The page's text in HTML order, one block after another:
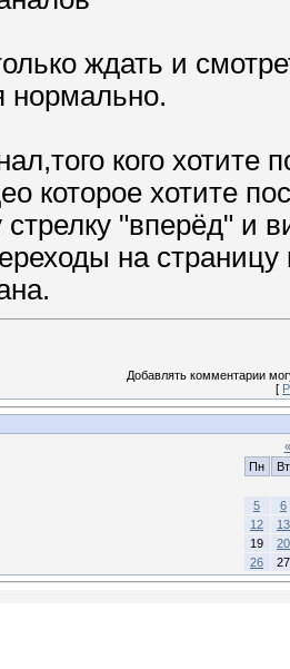
ждать и
нормально.
кого
которое хотите
стрелку "вперёд" и
на
Добавлять комментарии
[
«
Пн
Вт
5
6
12
13
19
20
26
27